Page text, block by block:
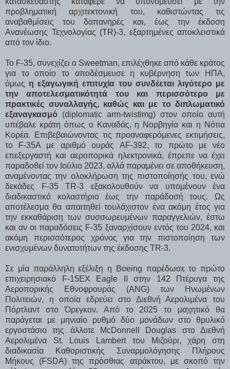
προβληματική αρχιτεκτονική του, καθιστώντας τις
αναβαθμίσεις του δαπανηρές και, έως την έκδοση
Ανανέωσης Τεχνολογίας (TR)-3, εξαρτημένες αποκλειστικά
από τον ίδιο.
Το F-35, συνεχίζει ο Sweetman, επιλέχθηκε από κάθε κράτος
για το οποίο το αποδέσμευσε η κυβέρνηση των ΗΠΑ,
όμως η εξαγωγική επιτυχία του συνδέεται λιγότερο με
την αποτελεσματικότητά του και περισσότερο με
πρακτικές συναλλαγής, καθώς και με το διπλωματικό
εξαναγκασμό (diplomatic arm-twistimg) στον οποίο αυτή
υπέβαλε κράτη όπως ο Καναδάς, η Νορβηγία και η Νότια
Κορέα. Επιβεβαιώνοντας τις προαναφερόμενες εκτιμήσεις,
το F-35A με αριθμό ουράς AF-392, το πρώτο με νέο
επεξεργαστή και αεροπορικά ηλεκτρονικά, έπρεπε να έχει
παραδοθεί τον Ιούλιο 2023, αλλά παραμένει σε αποθήκευση,
αναμένοντας την ολοκλήρωση της πιστοποίησής του, ενώ
δεκάδες F-35 TR-3 εξακολουθούν να υπομένουν ένα
διαδικαστικό κολαστήριο έως την παράδοσή τους. Ως
αποτέλεσμα θα απαιτηθεί τουλάχιστον ένα ακόμη έτος για
την εκκαθάριση των συσσωρευμένων παραγγελιών, έστω
και αν οι παραδόσεις F-35 ξαναρχίσουν εντός του 2024, και
ακόμη περισσότερος χρόνος για την πιστοποίηση των
ενισχυμένων δυνατοτήτων της έκδοσης TR-3.
Σε μία παράλληλη εξέλιξη η Boeing παρέδωσε το πρώτο
επιχειρησιακό F-15EX Eagle II στην 142 Πτέρυγα της
Αεροπορικής Εθνοφρουράς (ANG) των Ηνωμένων
Πολιτειών, η οποία εδρεύει στο Διεθνή Αερολιμένα του
Πόρτλαντ στο Όρεγκον. Από το 2025 το μαχητικό θα
παράγεται με μηνιαίο ρυθμό δύο μονάδων στο θρυλικό
εργοστάσιο της άλλοτε McDonnell Douglas στο Διεθνή
Αερολιμένα St. Louis Lambert του Μιζούρι, χάρη στη
διαδικασία Καθοριστικής Συναρμολόγησης Πλήρους
Μήκους (FSDA) της πρόσθιας ατράκτου, με σκοπό την